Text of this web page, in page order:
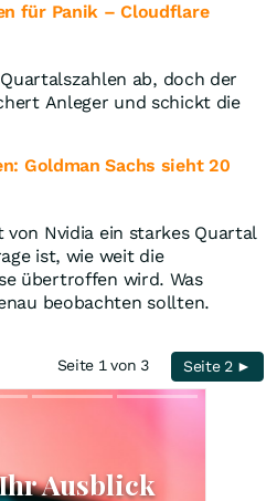
für Panik – Cloudflare
ab, doch der
Anleger und schickt die
Goldman Sachs sieht 20
Nvidia ein starkes Quartal
ist, wie weit die
übertroffen wird. Was
beobachten sollten.
Seite 1 von 3 Seite 2 ►